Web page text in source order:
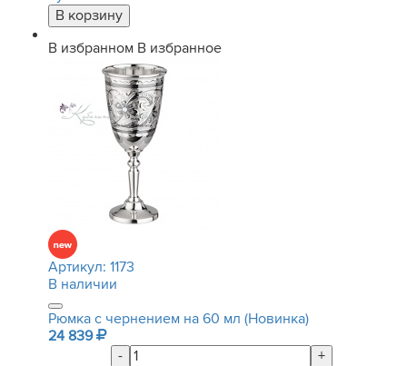
В избранном В избранное
Артикул: 1173
В наличии
Рюмка с чернением на 60 мл (Новинка)
24 839
-
+